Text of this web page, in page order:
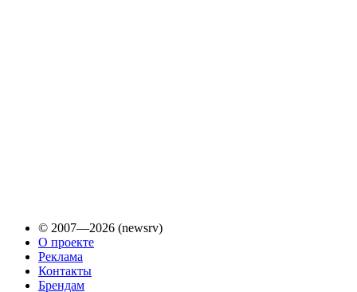
© 2007—2026 (newsrv)
О проекте
Реклама
Контакты
Брендам